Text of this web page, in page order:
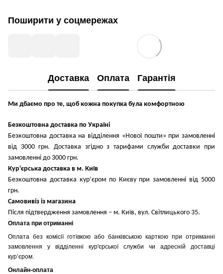
Поширити у соцмережах
Доставка Оплата Гарантія
Ми дбаємо про те, щоб кожна покупка була комфортною
Безкоштовна доставка по Україні
Безкоштовна доставка на відділення «Нової пошти» при замовленні
від 3000 грн. Доставка згідно з тарифами служби доставки при
замовленні до 3000 грн.
Кур'єрська доставка в м. Київ
Безкоштовна доставка кур’єром по Києву при замовленні від 5000
грн.
Самовивіз із магазина
Після підтвердження замовлення – м. Київ, вул. Світлицького 35.
Оплата при отриманні
Оплата без комісії готівкою або банківською карткою при отриманні
замовлення у відділенні кур'єрської служби чи адресній доставці
кур’єром.
Онлайн-оплата